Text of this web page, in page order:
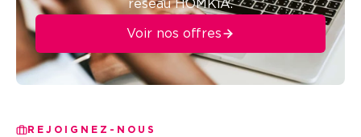
réseau HOMKiA.
Voir nos offres
REJOIGNEZ-NOUS